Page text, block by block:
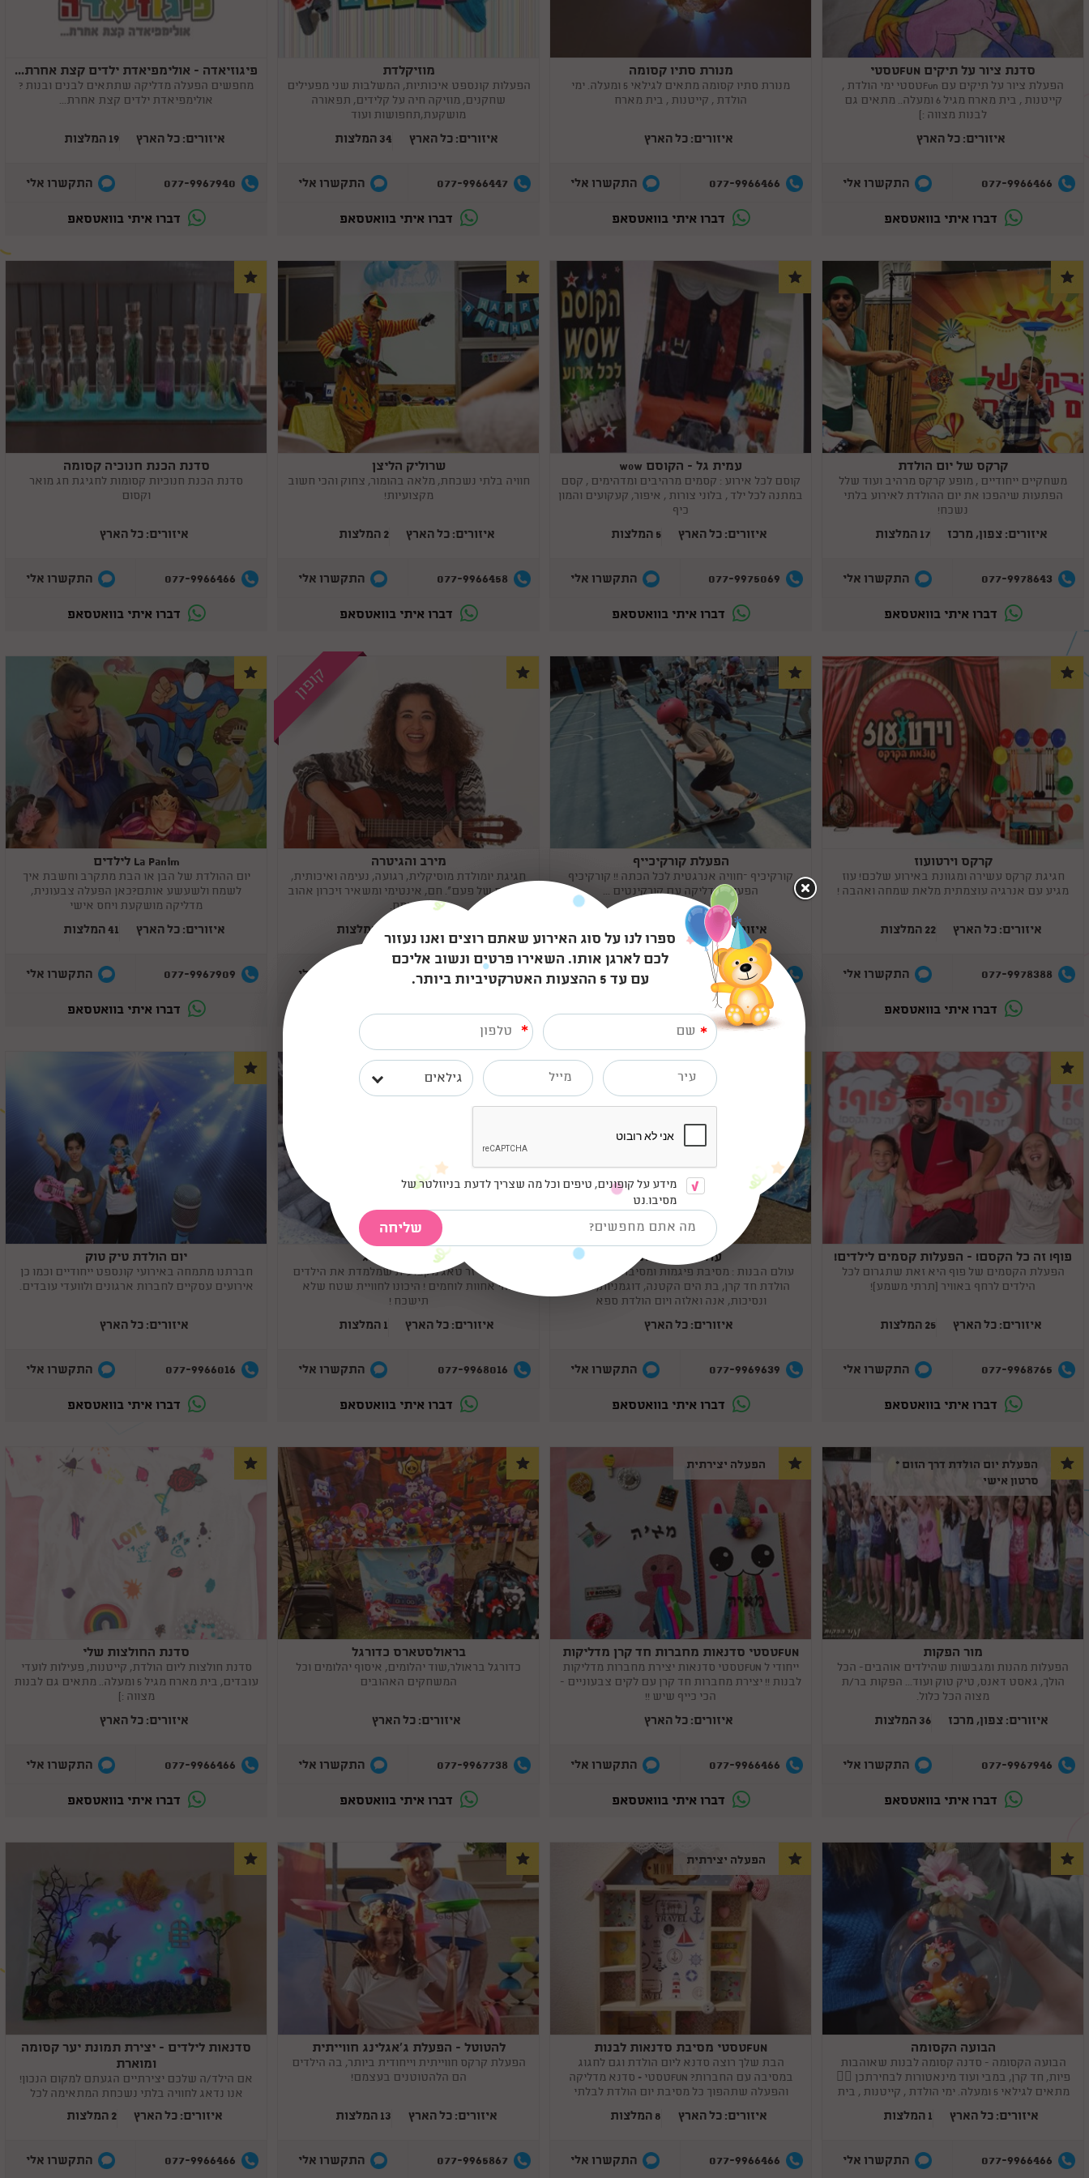
ממש היו בשוק ממנו 😄 זה לא היה מה שהם רגילים אליו... היה
פשוט מושלם! ממליצה בחום למי שמחפש קוסם ליום הולדת
link
סדנת ציור על תיקים FUNטסטי
הפעלת ציור על תיקים עם Funטסטי ימי הולדת ,
קייטנות , בית מארח מגיל 6 ומעלה.. מתאים גם
לבנות מצווה :)
איזורים: כל הארץ
077-9966466 התקשרו אלי
דברו איתי בוואטסאפ
link
מנורת סתיו קסומה
מנורת סתיו קסומה מתאים לגילאי 5 ומעלה. ימי
הולדת , קייטנות , בית מארח
איזורים: כל הארץ
077-9966466 התקשרו אלי
דברו איתי בוואטסאפ
link
מוזיקלדת
הפעלות קונספט איכותיות, המשלבות שני מפעילים
שחקנים, מוזיקה חיה על קלידים, תפאורה
מושקעת,תחפושות ועוד
איזורים: כל הארץ 34 המלצות
077-9966447 התקשרו אלי
דברו איתי בוואטסאפ
Copy
link
פיגוזיאדה - אולימפיאדת ילדים קצת אחרת...
מחפשים הפעלה מדליקה שתתאים לבנים ובנות ?
אולימפיאדת ילדים קצת אחרת...
איזורים: כל הארץ 19 המלצות
077-9967940 התקשרו אלי
דברו איתי בוואטסאפ
link
קרקס של יום הולדת
משחקיים ייחודיים , מופע קרקס מרהיב ועוד שלל
הפתעות שיהפכו את יום ההולדת לאירוע בלתי
נשכח!
איזורים: צפון, מרכז 17 המלצות
077-9978643 התקשרו אלי
דברו איתי בוואטסאפ
link
עמית גל - הקוסם wow
קוסם לכל אירוע : קסמים מרהיבים ומדהימים , קסם
במתנה לכל ילד , בלוני צורות , איפור, קעקועים והמון
כיף
איזורים: כל הארץ 5 המלצות
077-9975069 התקשרו אלי
דברו איתי בוואטסאפ
link
שרוליק הליצן
חוויה בלתי נשכחת, מלאה בהומור, צחוק והכי חשוב
מקצועיות!
איזורים: כל הארץ 2 המלצות
077-9966458 התקשרו אלי
דברו איתי בוואטסאפ
link
סדנת הכנת חנוכיה קסומה
סדנת הכנת חנוכיות קסומות לחגיגת חג מואר
וקסום
איזורים: כל הארץ
077-9966466 התקשרו אלי
דברו איתי בוואטסאפ
link
קרקס וירטועוז
חגיגת קרקס עשירה ומגוונת באירוע שלכם! עוז
מגיע עם אנרגיה עוצמתית מלאת שמחה ואהבה !
איזורים: כל הארץ 22 המלצות
077-9978388 התקשרו אלי
דברו איתי בוואטסאפ
link
הפעלת קורקיכייף
קורקיכיף –חוויה אנרגטית לכל הכתה !! קורקיכיף
הפעלה מדליקה עם קורקינטים ...
איזורים: כל הארץ
077-9967160 התקשרו אלי
דברו איתי בוואטסאפ
קופון
link
מירב והגיטרה
חגיגת יומולדת מוסיקלית, רגועה, נעימה ואיכותית,
"בטעם של פעם". חם, אינטימי ומשאיר זיכרון אהוב
ומשמח.
0779967893 התקשרו אלי
דברו איתי בוואטסאפ
link
La Panim לילדים
יום ההולדת של הבן או הבת מתקרב וחשבת איך
לשמח ולשעשע אותם?כאן הפעלה צבעונית,
מדליקה מושקעת ויחס אישי
איזורים: כל הארץ 41 המלצות
077-9967909 התקשרו אלי
דברו איתי בוואטסאפ
Copy
link
פוף! זה כל הקסם! - הפעלות קסמים לילדים!
הפעלת הקסמים של פוף היא זאת שתגרום לכל
הילדים לרחף באוויר (תרתי משמע)!
איזורים: כל הארץ 25 המלצות
077-9968765 התקשרו אלי
דברו איתי בוואטסאפ
link
עולם הפיג'מות
עולם הבנות : מסיבת פיגמות ומסיבת פולמון, יום
הולדת חד קרן, בת הים הקטנה, דוגמניות, פיות
ונסיכות, אנה ואלזה ויום הולדת ספא
איזורים: כל הארץ
077-9969639 התקשרו אלי
דברו איתי בוואטסאפ
קומנדו לייזר טאג
הפעלת לייזר טאג מקצועית שמלמדת את הילדים
מהי אחוות לוחמים ! היכונו לחוויית שטח שלא
תישכח !
איזורים: כל הארץ 1 המלצות
077-9968016 התקשרו אלי
דברו איתי בוואטסאפ
link
יום הולדת טיק טוק
חברתנו מתמחה באירועי קונספט ייחודיים וכמו כן
אירועים עסקיים לחברות ארגונים ולוועדי עובדים.
איזורים: כל הארץ
077-9966016 התקשרו אלי
דברו איתי בוואטסאפ
הפעלת יום הולדת דרך הזום *
סרטון אישי
link
מור הפקות
הפעלות מהנות ומגבשות שהילדים אוהבים- הכל
הולך, גאסט דאנס, טיק טוק ועוד... הפקות בר/ת
מצוה הכל כלול.
איזורים: צפון, מרכז 36 המלצות
077-9967946 התקשרו אלי
דברו איתי בוואטסאפ
הפעלה יצירתית
Copy
link
FUNטסטי סדנאות מחברות חד קרן מדליקות
ייחודי ל FUNטסטי סדנאות יצירת מחברות מדליקות
לבנות !! יצירת מחברות חד קרן עם לקים צבעוניים -
הכי כייף שיש !!
איזורים: כל הארץ
077-9966466 התקשרו אלי
דברו איתי בוואטסאפ
link
בראולסטארס כדורגל
כדורגל בראולר,שוד יהלומים, איסוף יהלומים וכל
המשחקים האהובים
איזורים: כל הארץ
077-9967738 התקשרו אלי
דברו איתי בוואטסאפ
link
סדנת החולצות שלי
סדנת חולצות ליום הולדת, קייטנות, פעילות לועדי
עובדים, בית מארח מגיל 5 ומעלה.. מתאים גם לבנות
מצווה :)
איזורים: כל הארץ
077-9966466 התקשרו אלי
דברו איתי בוואטסאפ
link
הבועה הקסומה
הבועה הקסומה - סדנה קסומה לבנות שאוהבות
פיות, חד קרן, במבי ועוד מינאטורות לבחירתכן 🧚‍♀
מתאים לגילאי 5 ומעלה. ימי הולדת , קייטנות , בית
איזורים: כל הארץ 1 המלצות
077-9966466 התקשרו אלי
הפעלה יצירתית
link
FUNטסטי מסיבת סדנאות לבנות
הבת שלך רוצה סדנא ליום הולדת וגם לחגוג
במסיבה עם החברות? FUNטסטי = סדנא מדליקה
והפעלה שתהפוך כל מסיבת יום הולדת לבלתי
איזורים: כל הארץ 8 המלצות
077-9966466 התקשרו אלי
Copy
link
להטוטל - הפעלת ג'אגלינג חווייתית
הפעלת קרקס חווייתית וייחודית ביותר, בה הילדים
הם הלהטוטנים בעצמם!
איזורים: כל הארץ 13 המלצות
077-9965867 התקשרו אלי
Copy
סדנאות לילדים - יצירת תמונת יער קסומה
ומוארת
אם הילד/ה שלכם יצירתיים הגעתם למקום הנכון!
אנו נדאג לחוויה בלתי נשכחת המתאימה לכל
איזורים: כל הארץ 2 המלצות
077-9966466 התקשרו אלי
ספרו לנו על סוג האירוע שאתם רוצים ואנו נעזור
לכם לארגן אותו. השאירו פרטים ונשוב אליכם
עם עד 5 ההצעות האטרקטיביות ביותר.
*
*
גילאים
מידע על קופונים, טיפים וכל מה שצריך לדעת בניוזלטר של
מסיבו.נט